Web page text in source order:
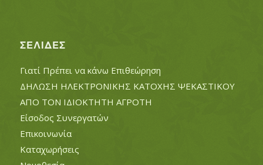
ΣΕΛΊΔΕΣ
Γιατί Πρέπει να κάνω Επιθεώρηση
ΔΗΛΩΣΗ ΗΛΕΚΤΡΟΝΙΚΗΣ ΚΑΤΟΧΗΣ ΨΕΚΑΣΤΙΚΟΥ
ΑΠΟ ΤΟΝ ΙΔΙΟΚΤΗΤΗ ΑΓΡΟΤΗ
Είσοδος Συνεργατών
Επικοινωνία
Καταχωρήσεις